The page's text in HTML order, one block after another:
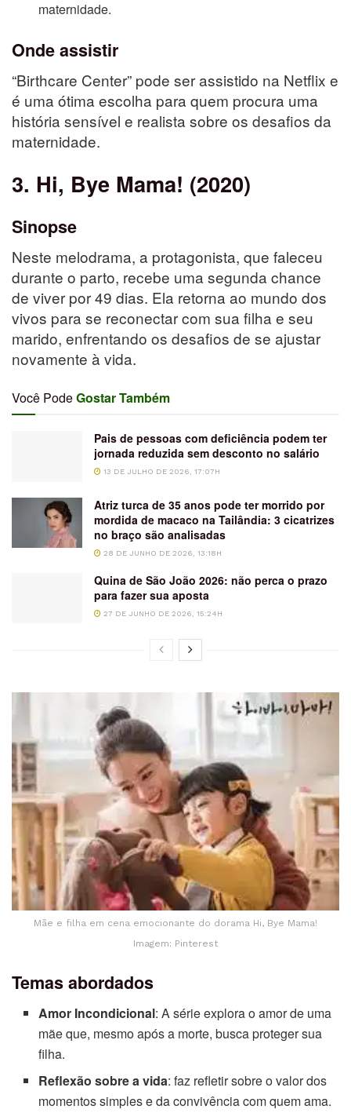
maternidade.
Onde assistir
“Birthcare Center” pode ser assistido na Netflix e
é uma ótima escolha para quem procura uma
história sensível e realista sobre os desafios da
maternidade.
3. Hi, Bye Mama! (2020)
Sinopse
Neste melodrama, a protagonista, que faleceu
durante o parto, recebe uma segunda chance
de viver por 49 dias. Ela retorna ao mundo dos
vivos para se reconectar com sua filha e seu
marido, enfrentando os desafios de se ajustar
novamente à vida.
Você PodeGostar Também
Pais de pessoas com deficiência podem ter
jornada reduzida sem desconto no salário
13 DE JULHO DE 2026, 17:07H
Atriz turca de 35 anos pode ter morrido por
mordida de macaco na Tailândia: 3 cicatrizes
no braço são analisadas
28 DE JUNHO DE 2026, 13:18H
Quina de São João 2026: não perca o prazo
para fazer sua aposta
27 DE JUNHO DE 2026, 15:24H
Mãe e filha em cena emocionante do dorama Hi, Bye Mama!
Imagem: Pinterest
Temas abordados
Amor Incondicional: A série explora o amor de uma
mãe que, mesmo após a morte, busca proteger sua
filha.
Reflexão sobre a vida: faz refletir sobre o valor dos
momentos simples e da convivência com quem ama.